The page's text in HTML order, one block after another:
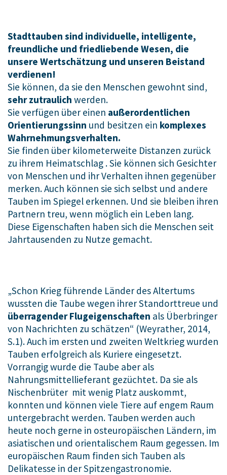
Stadttauben sind individuelle, intelligente,
freundliche und friedliebende Wesen, die
unsere Wertschätzung und unseren Beistand
verdienen!
Sie können, da sie den Menschen gewohnt sind,
sehr zutraulich werden.
Sie verfügen über einen außerordentlichen
Orientierungssinn und besitzen ein komplexes
Wahrnehmungsverhalten.
Sie finden über kilometerweite Distanzen zurück
zu ihrem Heimatschlag . Sie können sich Gesichter
von Menschen und ihr Verhalten ihnen gegenüber
merken. Auch können sie sich selbst und andere
Tauben im Spiegel erkennen. Und sie bleiben ihren
Partnern treu, wenn möglich ein Leben lang.
Diese Eigenschaften haben sich die Menschen seit
Jahrtausenden zu Nutze gemacht.
„Schon Krieg führende Länder des Altertums
wussten die Taube wegen ihrer Standorttreue und
überragender Flugeigenschaften als Überbringer
von Nachrichten zu schätzen“ (Weyrather, 2014,
S.1). Auch im ersten und zweiten Weltkrieg wurden
Tauben erfolgreich als Kuriere eingesetzt.
Vorrangig wurde die Taube aber als
Nahrungsmittellieferant gezüchtet. Da sie als
Nischenbrüter mit wenig Platz auskommt,
konnten und können viele Tiere auf engem Raum
untergebracht werden. Tauben werden auch
heute noch gerne in osteuropäischen Ländern, im
asiatischen und orientalischem Raum gegessen. Im
europäischen Raum finden sich Tauben als
Delikatesse in der Spitzengastronomie.